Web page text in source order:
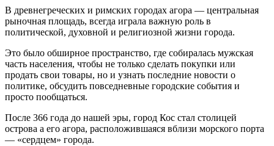
В древнегреческих и римских городах агора — центральная
рыночная площадь, всегда играла важную роль в
политической, духовной и религиозной жизни города.
Это было обширное пространство, где собиралась мужская
часть населения, чтобы не только сделать покупки или
продать свои товары, но и узнать последние новости о
политике, обсудить повседневные городские события и
просто пообщаться.
После 366 года до нашей эры, город Кос стал столицей
острова а его агора, расположившаяся вблизи морского порта
— «сердцем» города.